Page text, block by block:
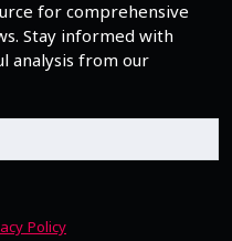
for comprehensive
Stay informed with
analysis from our
Policy